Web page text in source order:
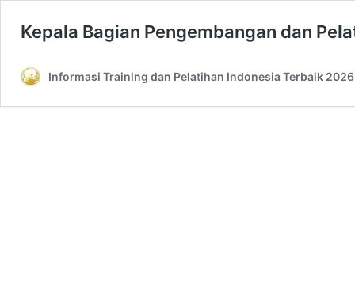
Kepala Bagian Pengembangan dan
Informasi Training dan Pelatihan Indonesia Terbaik 2026